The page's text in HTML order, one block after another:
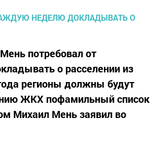
потребовал от
о расселении из
регионы должны будут
ЖКХ пофамильный список
Михаил Мень заявил во